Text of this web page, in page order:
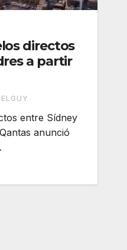
directos
a partir
entre Sídney
anunció